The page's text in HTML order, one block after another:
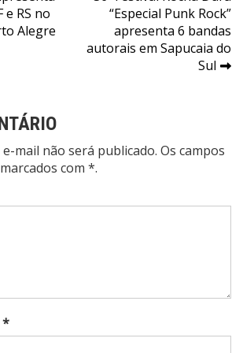
e RS no
Alegre
“Especial Punk Rock”
apresenta 6 bandas
autorais em Sapucaia do
Sul
mail não será publicado. Os campos
com *.
*